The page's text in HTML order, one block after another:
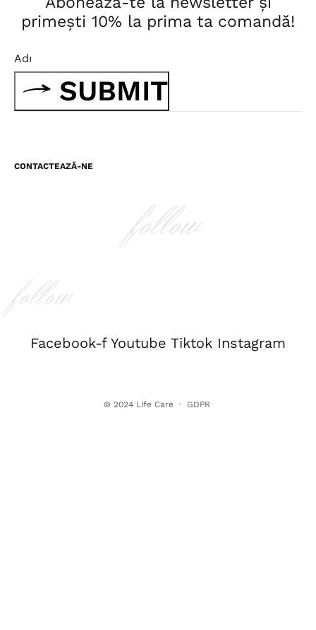
primești 10% la prima ta comandă!
SUBMIT
CONTACTEAZĂ-NE
follow
follow
Facebook-f Youtube Tiktok Instagram
© 2024 Life Care· GDPR